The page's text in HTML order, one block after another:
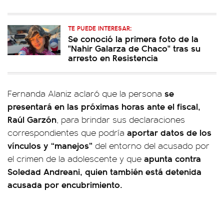
TE PUEDE INTERESAR:
Se conoció la primera foto de la
"Nahir Galarza de Chaco" tras su
arresto en Resistencia
Fernanda Alaniz aclaró que la persona se
presentará en las próximas horas ante el fiscal,
Raúl Garzón, para brindar sus declaraciones
correspondientes que podría aportar datos de los
vínculos y “manejos” del entorno del acusado por
el crimen de la adolescente y que apunta contra
Soledad Andreani, quien también está detenida
acusada por encubrimiento.